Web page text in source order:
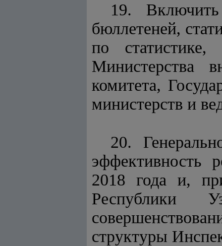
19.
бюллетеней,
по статистике,
Министерства
комитета,
министерств и
20.
эффективность
2018 года и,
Республики
структуры